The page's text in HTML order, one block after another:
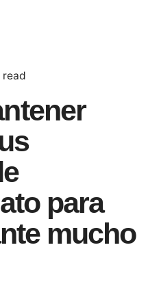
read
para
mucho